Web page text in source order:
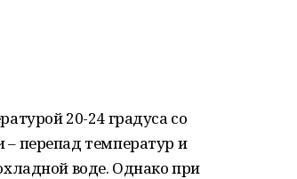
20-24 градуса со
– перепад температур и
воде. Однако при